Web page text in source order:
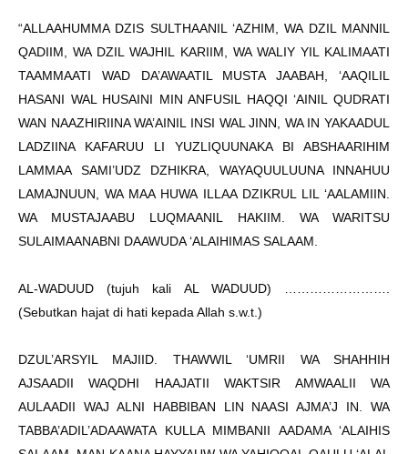
“ALLAAHUMMA DZIS SULTHAANIL ‘AZHIM, WA DZIL MANNIL
QADIIM, WA DZIL WAJHIL KARIIM, WA WALIY YIL KALIMAATI
TAAMMAATI WAD DA’AWAATIL MUSTA JAABAH, ‘AAQILIL
HASANI WAL HUSAINI MIN ANFUSIL HAQQI ‘AINIL QUDRATI
WAN NAAZHIRIINA WA’AINIL INSI WAL JINN, WA IN YAKAADUL
LADZIINA KAFARUU LI YUZLIQUUNAKA BI ABSHAARIHIM
LAMMAA SAMI’UDZ DZHIKRA, WAYAQUULUUNA INNAHUU
LAMAJNUUN, WA MAA HUWA ILLAA DZIKRUL LIL ‘AALAMIIN.
WA MUSTAJAABU LUQMAANIL HAKIIM. WA WARITSU
SULAIMAANABNI DAAWUDA ‘ALAIHIMAS SALAAM.
AL-WADUUD (tujuh kali AL WADUUD) …………………….
(Sebutkan hajat di hati kepada Allah s.w.t.)
DZUL’ARSYIL MAJIID. THAWWIL ‘UMRII WA SHAHHIH
AJSAADII WAQDHI HAAJATII WAKTSIR AMWAALII WA
AULAADII WAJ ALNI HABBIBAN LIN NAASI AJMA’J IN. WA
TABBA’ADIL’ADAAWATA KULLA MIMBANII AADAMA ‘ALAIHIS